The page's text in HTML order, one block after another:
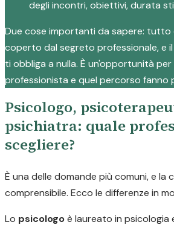
degli incontri, obiettivi, durata
Due cose importanti da sapere: tutto
coperto dal segreto professionale, e
ti obbliga a nulla. È un'opportunità
professionista e quel percorso fanno
Psicologo,
psichiatra: quale
scegliere?
È una delle domande più comuni, e la
comprensibile. Ecco le differenze in
Lo psicologoè laureato in psicologia